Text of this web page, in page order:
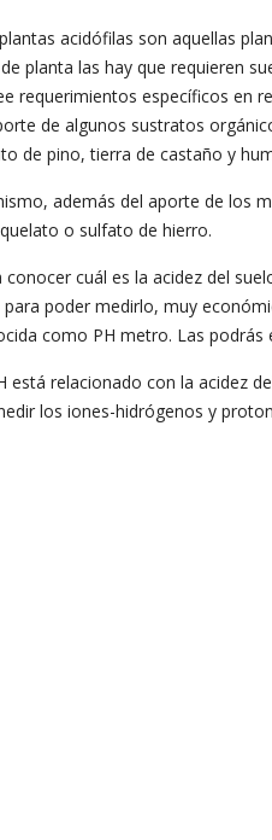
acidófilas son aquellas
planta las hay que requieren
requerimientos específicos en
de algunos sustratos
de pino, tierra de castaño y
además del aporte de los
o sulfato de hierro.
conocer cuál es la acidez del
para poder medirlo, muy
como PH metro. Las
está relacionado con la acidez
los iones-hidrógenos y